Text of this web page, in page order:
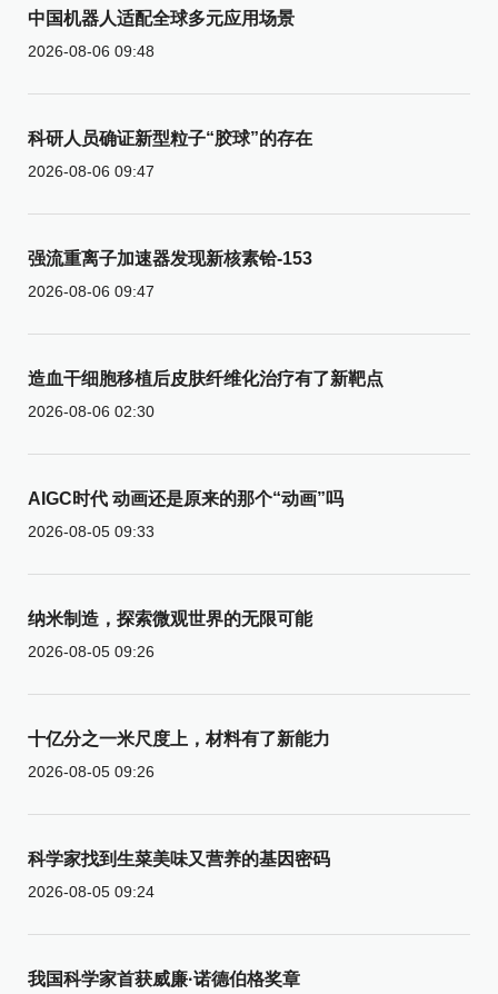
中国机器人适配全球多元应用场景
2026-08-06 09:48
科研人员确证新型粒子“胶球”的存在
2026-08-06 09:47
强流重离子加速器发现新核素铪-153
2026-08-06 09:47
造血干细胞移植后皮肤纤维化治疗有了新靶点
2026-08-06 02:30
AIGC时代 动画还是原来的那个“动画”吗
2026-08-05 09:33
纳米制造，探索微观世界的无限可能
2026-08-05 09:26
十亿分之一米尺度上，材料有了新能力
2026-08-05 09:26
科学家找到生菜美味又营养的基因密码
2026-08-05 09:24
我国科学家首获威廉·诺德伯格奖章